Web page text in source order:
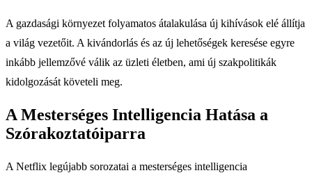
A gazdasági környezet folyamatos átalakulása új kihívások elé állítja
a világ vezetőit. A kivándorlás és az új lehetőségek keresése egyre
inkább jellemzővé válik az üzleti életben, ami új szakpolitikák
kidolgozását követeli meg.
A Mesterséges Intelligencia Hatása a
Szórakoztatóiparra
A Netflix legújabb sorozatai a mesterséges intelligencia